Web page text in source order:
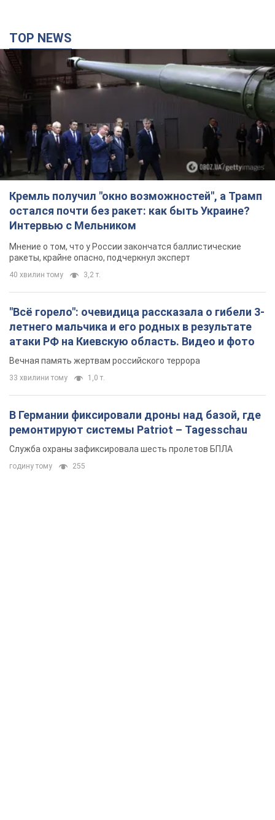
TOP NEWS
Кремль получил "окно возможностей", а Трамп
остался почти без ракет: как быть Украине?
Интервью с Мельником
Мнение о том, что у России закончатся баллистические
ракеты, крайне опасно, подчеркнул эксперт
40 хвилин тому 3,2 т.
"Всё горело": очевидица рассказала о гибели 3-
летнего мальчика и его родных в результате
атаки РФ на Киевскую область. Видео и фото
Вечная память жертвам российского террора
33 хвилини тому 1,0 т.
В Германии фиксировали дроны над базой, где
ремонтируют системы Patriot – Tagesschau
Служба охраны зафиксировала шесть пролетов БПЛА
годину тому 255